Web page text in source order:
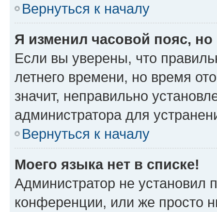
Вернуться к началу
Я изменил часовой пояс,
Если вы уверены, что
летнего времени, но время
значит, неправильно
администратора для
Вернуться к началу
Моего языка нет в списке!
Администратор не установил
конференции, или же просто